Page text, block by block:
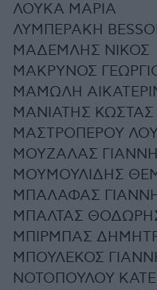
ΛΟΥΚΑ ΜΑΡΙΑ
ΛΥΜΠΕΡΑΚΗ
ΜΑΔΕΜΛΗΣ ΝΙΚΟΣ
ΜΑΚΡΥΝΟΣ
ΜΑΜΩΛΗ
ΜΑΝΙΑΤΗΣ ΚΩΣΤΑΣ
ΜΑΣΤΡΟΠΕΡΟΥ
ΜΟΥΖΑΛΑΣ
ΜΟΥΜΟΥΛΙΔΗΣ
ΜΠΑΛΑΦΑΣ
ΜΠΑΛΤΑΣ
ΜΠΙΡΜΠΑΣ
ΜΠΟΥΛΕΚΟΣ
ΝΟΤΟΠΟΥΛΟΥ